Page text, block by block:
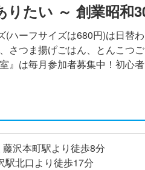
たい ～ 創業昭和
ハーフサイズは680円)は日替
さつま揚げごはん、とんこつ
』は毎月参加者募集中！初心
沢本町駅より徒歩8分
駅北口より徒歩17分